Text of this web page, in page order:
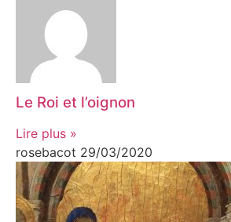
Le Roi et l’oignon
Lire plus »
rosebacot 29/03/2020